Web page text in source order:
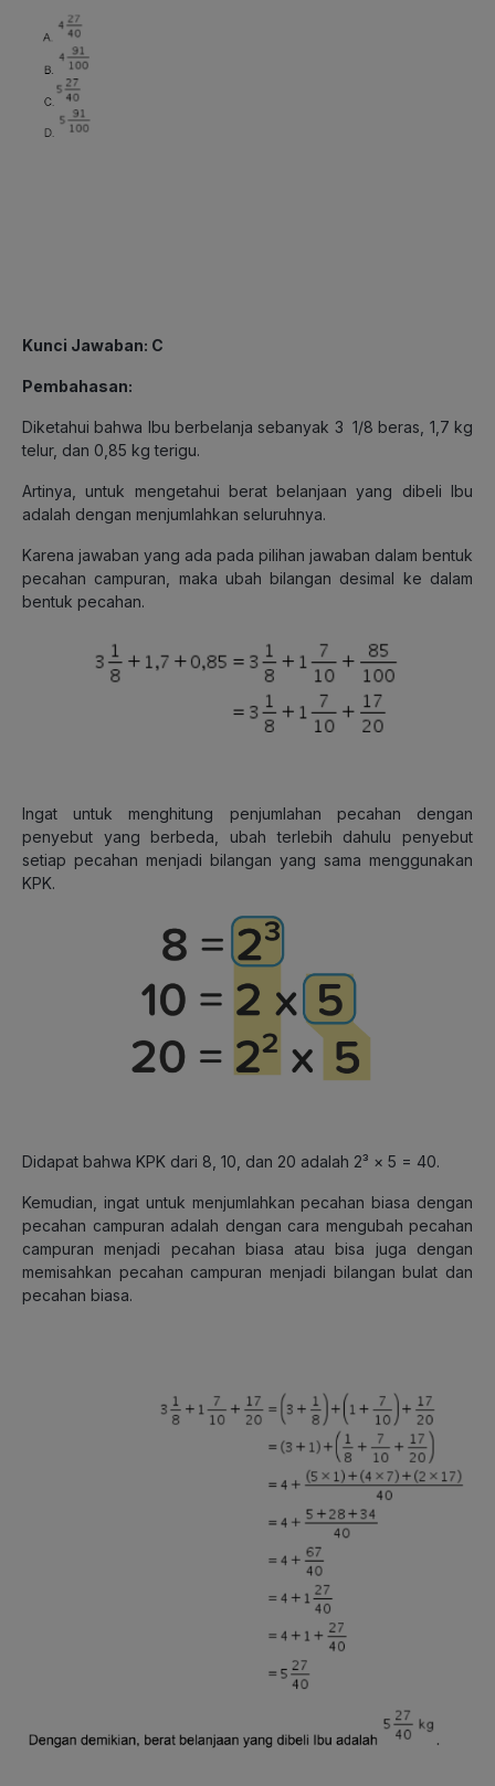
Kunci Jawaban: C
Pembahasan:
Diketahui bahwa Ibu berbelanja sebanyak 3 1/8 beras, 1,7 kg
telur, dan 0,85 kg terigu.
Artinya, untuk mengetahui berat belanjaan yang dibeli Ibu
adalah dengan menjumlahkan seluruhnya.
Karena jawaban yang ada pada pilihan jawaban dalam bentuk
pecahan campuran, maka ubah bilangan desimal ke dalam
bentuk pecahan.
Ingat untuk menghitung penjumlahan pecahan dengan
penyebut yang berbeda, ubah terlebih dahulu penyebut
setiap pecahan menjadi bilangan yang sama menggunakan
KPK.
Didapat bahwa KPK dari 8, 10, dan 20 adalah 2³ × 5 = 40.
Kemudian, ingat untuk menjumlahkan pecahan biasa dengan
pecahan campuran adalah dengan cara mengubah pecahan
campuran menjadi pecahan biasa atau bisa juga dengan
memisahkan pecahan campuran menjadi bilangan bulat dan
pecahan biasa.